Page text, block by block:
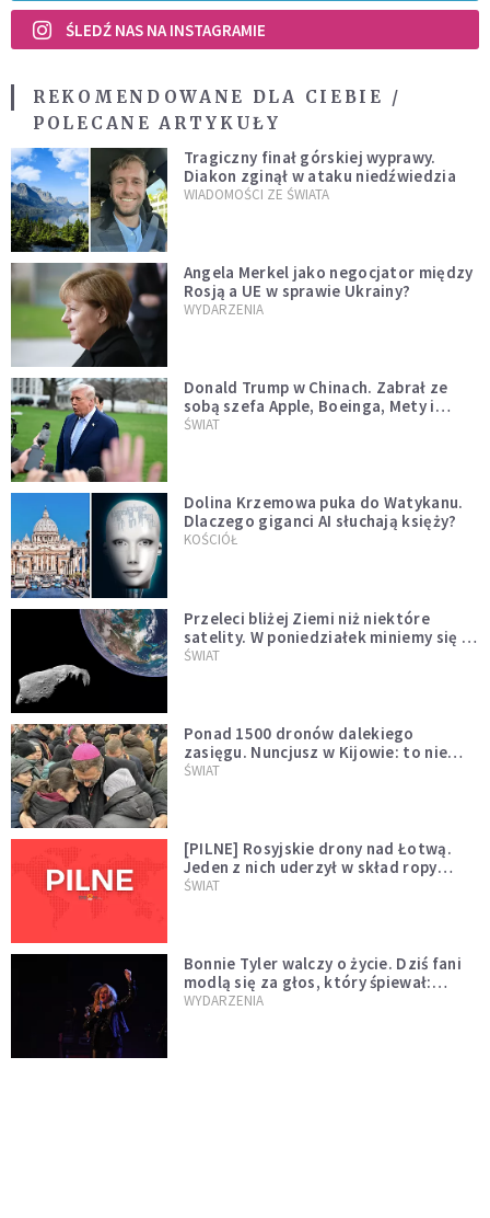
ŚLEDŹ NAS NA INSTAGRAMIE
REKOMENDOWANE DLA CIEBIE /
POLECANE ARTYKUŁY
Tragiczny finał górskiej wyprawy.
Diakon zginął w ataku niedźwiedzia
WIADOMOŚCI ZE ŚWIATA
Angela Merkel jako negocjator między
Rosją a UE w sprawie Ukrainy?
WYDARZENIA
Donald Trump w Chinach. Zabrał ze
sobą szefa Apple, Boeinga, Mety i
Muska
ŚWIAT
Dolina Krzemowa puka do Watykanu.
Dlaczego giganci AI słuchają księży?
KOŚCIÓŁ
Przeleci bliżej Ziemi niż niektóre
satelity. W poniedziałek miniemy się z
asteroidą, która poprzedzi znacznie
ŚWIAT
Ponad 1500 dronów dalekiego
zasięgu. Nuncjusz w Kijowie: to nie
wygląda na wolę zakończenia wojny
ŚWIAT
[PILNE] Rosyjskie drony nad Łotwą.
Jeden z nich uderzył w skład ropy
naftowej
ŚWIAT
Bonnie Tyler walczy o życie. Dziś fani
modlą się za głos, który śpiewał:
"Lord, help me"
WYDARZENIA